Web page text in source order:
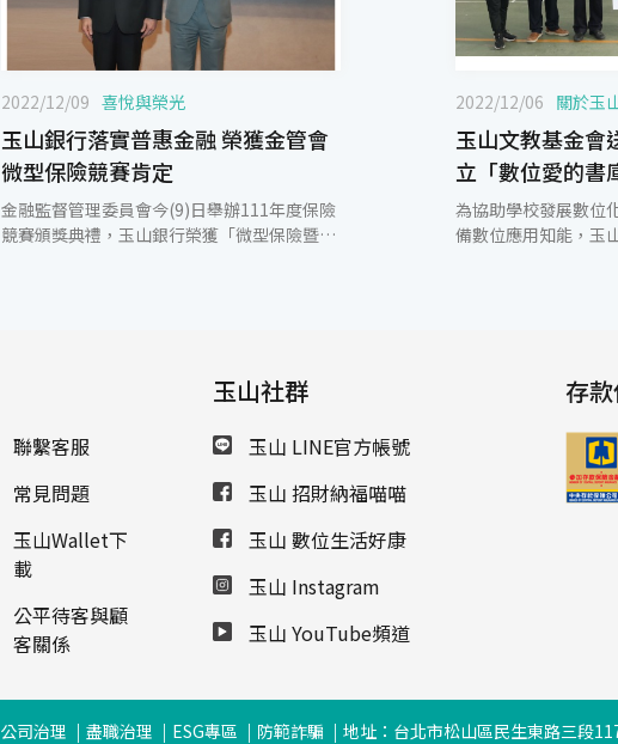
2022/12/09 喜悅與榮光
玉山銀行落實普惠金融 榮獲金管會
微型保險競賽肯定
金融監督管理委員會今(9)日舉辦111年度保險
競賽頒獎典禮，玉山銀行榮獲「微型保險暨小
因應意外風險之基本壽險、失能及傷害醫療等
保障，其特色為低保額、低保費、保障內容簡
單易懂且投保流程簡便，因此也是許多弱勢民
眾的第一張保單。當發生急難變故時，保險金
即可發揮救急的功能，分擔經濟支出壓力，協
助度過艱困的時刻，展現保險的價值，為弱勢
家庭強化保障。 玉山銀行除了至山區原住民部
落、偏鄉家庭進行微型保險推廣外，今年度更
希望能持續擴增微型保險之普及度與影響力，
攜手南山人壽與台南市政府、中國人壽與花蓮
縣政府，擴大微型保險安全守護網，提供經濟
管理專家團隊，以專業的諮詢服務滿足顧客不
2022/12/06 關於玉
玉山文教基金會
立「數位愛的書
為協助學校發展數位
備數位應用知能，玉
座數位愛的書庫。
成表示，因應數位
來競爭力，玉山長
數位書箱公益計畫
開放全台玉山圖書
閱讀教學研習活動
教基金會提供資源成
聯繫客服
常見問題
玉山Wallet下
載
公平待客與顧
客關係
玉山社群
玉山 LINE官方帳號
玉山 招財納福喵喵
玉山 數位生活好康
玉山 Instagram
玉山 YouTube頻道
存
公司治理 盡職治理 ESG專區 防範詐騙 地址：台北市松山區民生東路三段